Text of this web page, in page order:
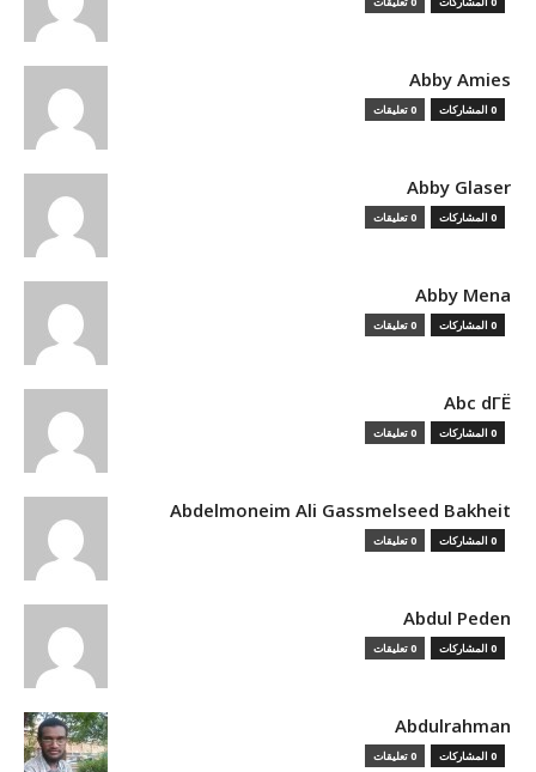
Abby Amies
0 المشاركات 0 تعليقات
Abby Glaser
0 المشاركات 0 تعليقات
Abby Mena
0 المشاركات 0 تعليقات
Abc dГЁ
0 المشاركات 0 تعليقات
Abdelmoneim Ali Gassmelseed Bakheit
0 المشاركات 0 تعليقات
Abdul Peden
0 المشاركات 0 تعليقات
Abdulrahman
0 المشاركات 0 تعليقات